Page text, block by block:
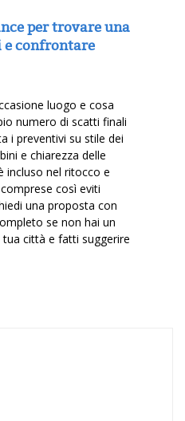
per trovare una
confrontare
luogo e cosa
numero di scatti finali
i preventivi su stile dei
e chiarezza delle
incluso nel ritocco e
così eviti
una proposta con
se non hai un
città e fatti suggerire